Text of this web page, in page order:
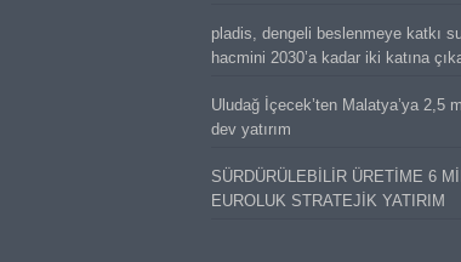
pladis, dengeli beslenmeye katkı
hacmini 2030’a kadar iki katına
Uludağ İçecek’ten Malatya’ya 2,5
dev yatırım
SÜRDÜRÜLEBİLİR ÜRETİME 6
EUROLUK STRATEJİK YATIRIM